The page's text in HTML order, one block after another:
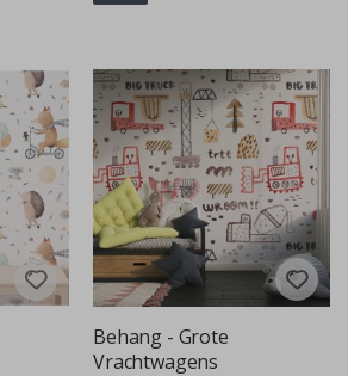
Behang - Grote
Vrachtwagens